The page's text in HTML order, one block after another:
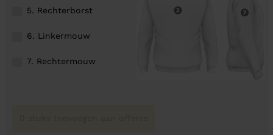
5. Rechterborst
6. Linkermouw
7. Rechtermouw